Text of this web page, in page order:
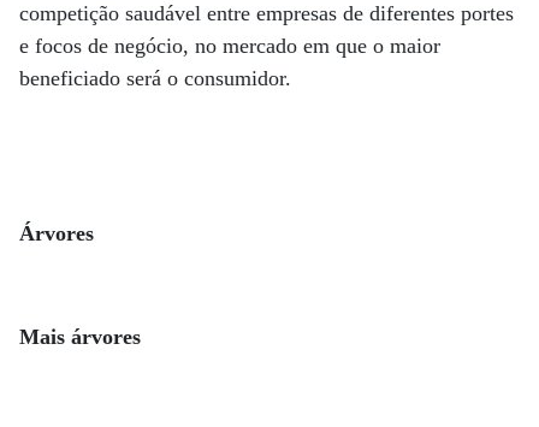
competição saudável entre empresas de diferentes portes
e focos de negócio, no mercado em que o maior
beneficiado será o consumidor.
Árvores
Mais árvores